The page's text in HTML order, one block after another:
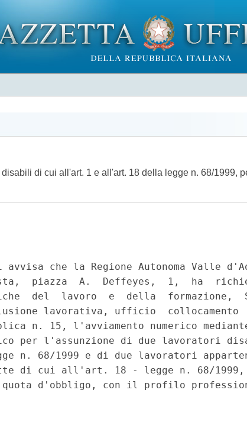
di cui all'art. 1 e all'art. 18 della legge n. 68/1999,